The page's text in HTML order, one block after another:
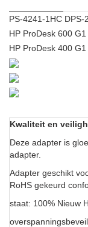
PS-4241-1HC DPS-
HP ProDesk 600 G1
HP ProDesk 400 G1
Kwaliteit en
Deze adapter is
adapter.
Adapter geschikt
RoHS gekeurd
staat: 100% Nieuw